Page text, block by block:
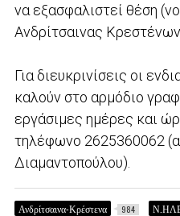
να εξασφαλιστεί θέση
Ανδρίτσαινας
Για διευκρινίσεις οι
καλούν στο αρμόδιο
εργάσιμες ημέρες και
τηλέφωνο 2625360062
Διαμαντοπούλου).
Ανδρίτσαινα-Κρέστενα 984